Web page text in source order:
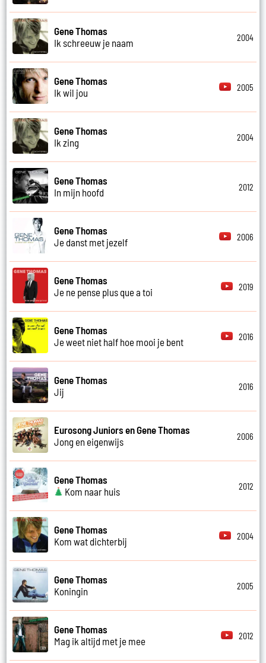
Gene Thomas
Ik schreeuw je naam
2004
Gene Thomas
Ik wil jou
2005
Gene Thomas
Ik zing
2004
Gene Thomas
In mijn hoofd
2012
Gene Thomas
Je danst met jezelf
2006
Gene Thomas
Je ne pense plus que a toi
2019
Gene Thomas
Je weet niet half hoe mooi je bent
2016
Gene Thomas
Jij
2016
Eurosong Juniors en Gene Thomas
Jong en eigenwijs
2006
Gene Thomas
Kom naar huis
2012
Gene Thomas
Kom wat dichterbij
2004
Gene Thomas
Koningin
2005
Gene Thomas
Mag ik altijd met je mee
2012